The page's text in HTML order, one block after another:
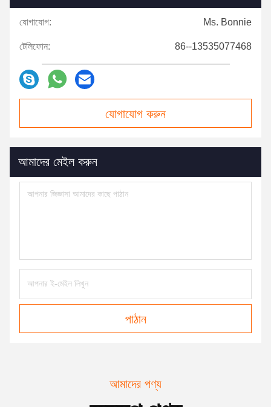
যোগাযোগ: Ms. Bonnie
টেলিফোন: 86--13535077468
যোগাযোগ করুন
আমাদের মেইল ​​করুন
পাঠান
আমাদের পণ্য